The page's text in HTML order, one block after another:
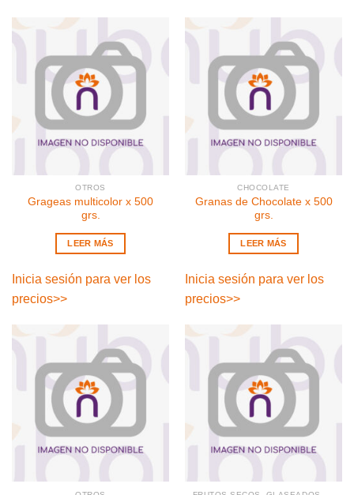
OTROS
Grageas multicolor x 500
grs.
LEER MÁS
Inicia sesión para ver los
precios>>
CHOCOLATE
Granas de Chocolate x 500
grs.
LEER MÁS
Inicia sesión para ver los
precios>>